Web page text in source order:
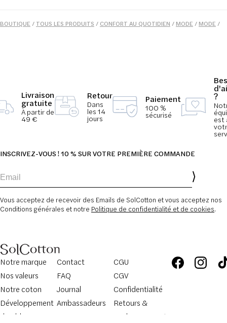
BOUTIQUE / TOUS LES PRODUITS / CONFORT AU QUOTIDIEN / MODE / MODE /
Livraison
gratuite
À partir de
49 €
Retour
Dans
les 14
jours
Paiement
100 %
sécurisé
?
est
INSCRIVEZ-VOUS ! 10 % SUR VOTRE PREMIÈRE COMMANDE
Vous acceptez de recevoir des Emails de SolCotton et vous acceptez nos
Conditions générales et notre Politique de confidentialité et de cookies.
Notre marque
Nos valeurs
Notre coton
Développement
durable
Contact
FAQ
Journal
Ambassadeurs
CGU
CGV
Confidentialité
Retours &
remboursements